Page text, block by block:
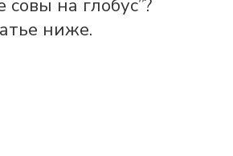
совы на глобус”?
ниже.